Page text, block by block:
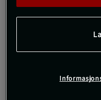
Treningstanktopp i